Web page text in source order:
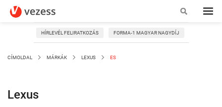
HÍRLEVÉL FELIRATKOZÁS FORMA-1 MAGYAR NAGYDÍJ
CÍMOLDAL MÁRKÁK LEXUS ES
Lexus